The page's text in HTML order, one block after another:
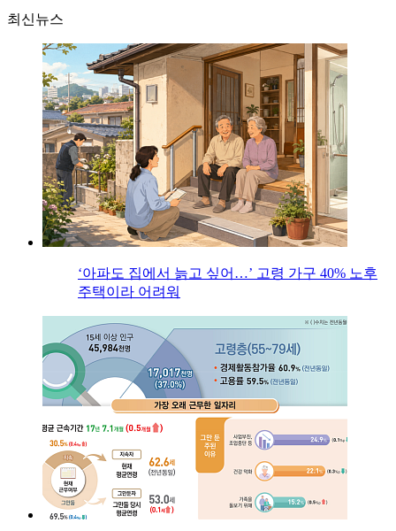
최신뉴스
‘아파도 집에서 늙고 싶어…’ 고령 가구 40% 노후
주택이라 어려워